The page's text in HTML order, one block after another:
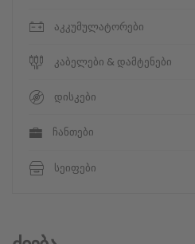
აკკუმულატორები
კაბელები & დამტენები
დისკები
ჩანთები
სეიფები